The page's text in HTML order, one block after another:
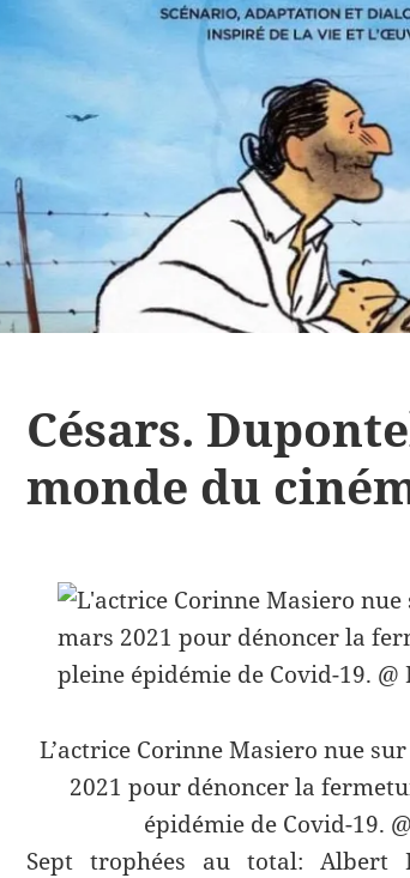
Césars.
monde du
L’actrice Corinne Masiero nue
2021 pour dénoncer la
épidémie de Covid-19.
Sept trophées au total: Albert